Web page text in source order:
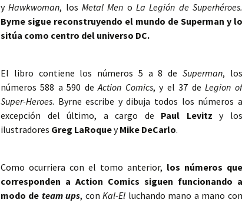
yHawkwoman, los Metal Men o La Legión de Superhéroes.
Byrne sigue reconstruyendo el mundo de Superman y lo
sitúa como centro del universo DC.
El libro contiene los números 5 a 8 deSuperman, los
números 588 a 590 deAction Comics, y el 37 deLegion of
Super-Heroes. Byrne escribe y dibuja todos los números a
excepción del último, a cargo de Paul Levitz y los
ilustradores Greg LaRoqueyMike DeCarlo.
Como ocurriera con el tomo anterior, los números que
corresponden a Action Comics siguen funcionando a
modo de team ups, conKal-El luchando mano a mano con